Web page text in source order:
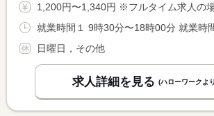
1,200円〜1,340円 ※フルタイム求人の場合は月額（換算額）、パート求人の場
日曜日，その他
求人詳細を見る (ハローワークよ